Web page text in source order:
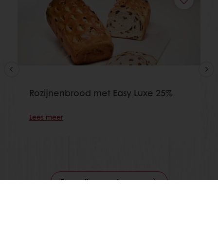
Rozijnenbrood met Easy Luxe 25%
Lees meer
Toon alle recepten